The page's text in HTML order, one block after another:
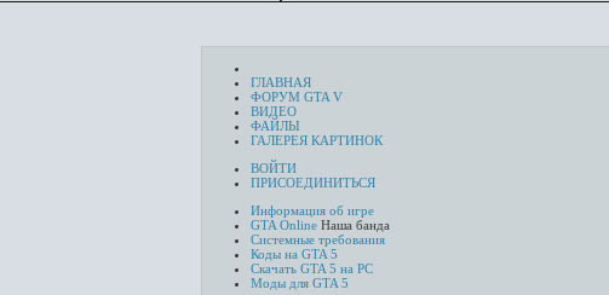
ГЛАВНАЯ
ФОРУМ GTA V
ВИДЕО
ФАЙЛЫ
ГАЛЕРЕЯ КАРТИНОК
ВОЙТИ
ПРИСОЕДИНИТЬСЯ
Информация об игре
GTA Online Наша банда
Системные требования
Коды на GTA 5
Скачать GTA 5 на PC
Моды для GTA 5